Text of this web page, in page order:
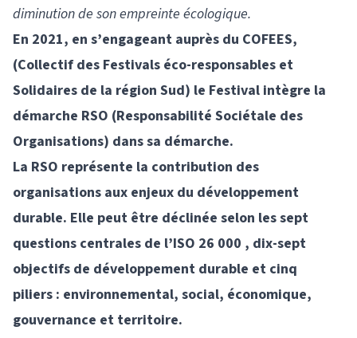
diminution de son empreinte écologique.
En 2021, en s’engageant auprès du COFEES,
(Collectif des Festivals éco-responsables et
Solidaires de la région Sud) le Festival intègre la
démarche RSO (Responsabilité Sociétale des
Organisations) dans sa démarche.
La RSO représente la contribution des
organisations aux enjeux du développement
durable. Elle peut être déclinée selon les sept
questions centrales de l’ISO 26 000 , dix-sept
objectifs de développement durable et cinq
piliers : environnemental, social, économique,
gouvernance et territoire.